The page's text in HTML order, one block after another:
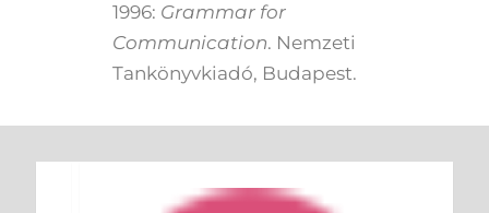
1996: Grammar for
Communication. Nemzeti
Tankönyvkiadó, Budapest.